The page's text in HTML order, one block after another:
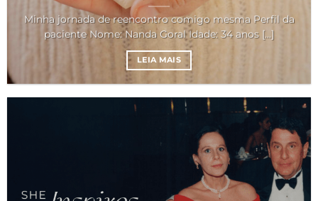
Minha jornada de reencontro comigo mesma Perfil da
paciente Nome: Nanda Goral Idade: 34 anos [...]
LEIA MAIS